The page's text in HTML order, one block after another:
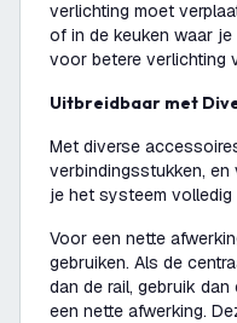
verlichting moet
of in de keuken waar
voor betere verlichting
Uitbreidbaar met
Met diverse
verbindingsstukken,
je het systeem
Voor een nette
gebruiken. Als de
dan de rail, gebruik
een nette afwerking.